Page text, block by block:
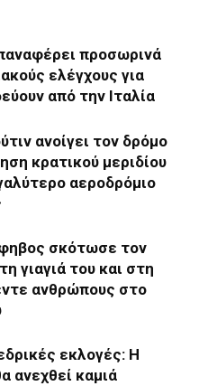
προσωρινά
ελέγχους για
από την Ιταλία
ανοίγει τον δρόμο
κρατικού μεριδίου
αεροδρόμιο
σκότωσε τον
γιαγιά του και στη
ανθρώπους στο
εκλογές: Η
ανεχθεί καμιά